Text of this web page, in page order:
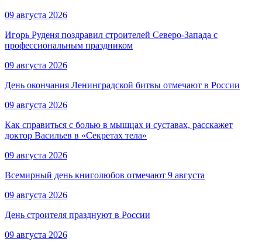
09 августа 2026
Игорь Руденя поздравил строителей Северо-Запада с
профессиональным праздником
09 августа 2026
День окончания Ленинградской битвы отмечают в России
09 августа 2026
Как справиться с болью в мышцах и суставах, расскажет
доктор Васильев в «Секретах тела»
09 августа 2026
Всемирный день книголюбов отмечают 9 августа
09 августа 2026
День строителя празднуют в России
09 августа 2026